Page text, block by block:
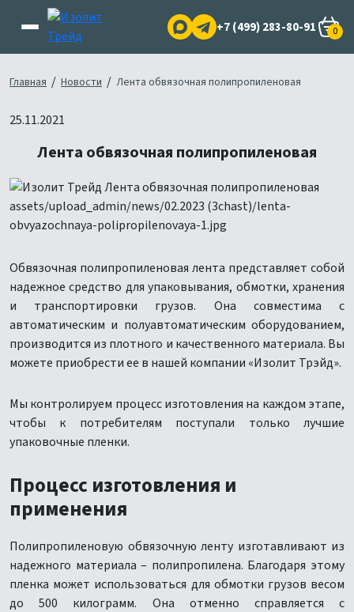
+7 (499) 283-80-91 0
Главная / Новости / Лента обвязочная полипропиленовая
25.11.2021
Лента обвязочная полипропиленовая
Обвязочная полипропиленовая лента представляет собой
надежное средство для упаковывания, обмотки, хранения
и транспортировки грузов. Она совместима с
автоматическим и полуавтоматическим оборудованием,
производится из плотного и качественного материала. Вы
можете приобрести ее в нашей компании «Изолит Трэйд».
Мы контролируем процесс изготовления на каждом этапе,
чтобы к потребителям поступали только лучшие
упаковочные пленки.
Процесс изготовления и
применения
Полипропиленовую обвязочную ленту изготавливают из
надежного материала – полипропилена. Благодаря этому
пленка может использоваться для обмотки грузов весом
до 500 килограмм. Она отменно справляется с